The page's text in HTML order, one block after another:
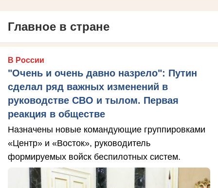
Главное в стране
В России
"Очень и очень давно назрело": Путин
сделал ряд важных изменений в
руководстве СВО и тылом. Первая
реакция в обществе
Назначены новые командующие группировками
«Центр» и «Восток», руководитель
формируемых войск беспилотных систем.